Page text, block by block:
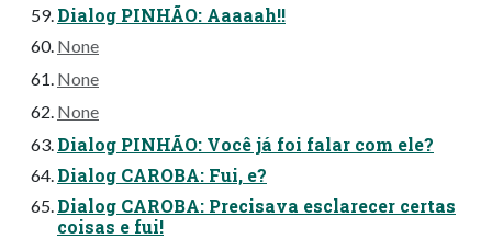
Dialog PINHÃO: Aaaaah!!
None
None
None
Dialog PINHÃO: Você já foi falar com ele?
Dialog CAROBA: Fui, e?
Dialog CAROBA: Precisava esclarecer certas
coisas e fui!